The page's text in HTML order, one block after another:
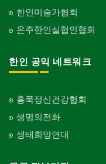
한인미술가협회
온주한인실협인협회
한인 공익 네트워크
홍푹정신건강협회
생명의전화
생태희망연대